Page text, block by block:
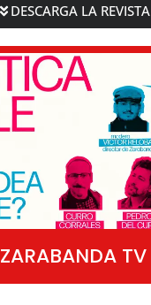
DESCARGA LA REVISTA
ZARABANDA TV